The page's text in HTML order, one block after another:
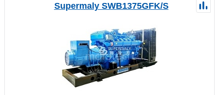
Supermaly SWB1375GFK/S